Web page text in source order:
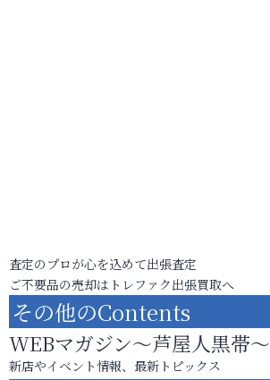
査定のプロが心を込めて出張査定
ご不要品の売却はトレファク出張買取へ
その他のContents
WEBマガジン～芦屋人黒帯～
新店やイベント情報、最新トピックス